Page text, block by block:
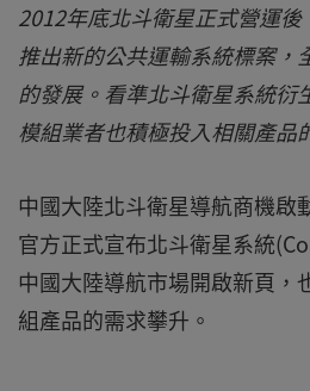
2012年底北斗衛星正式營運
推出新的公共運輸系統標案，
的發展。看準北斗衛星系統衍
模組業者也積極投入相關產品
中國大陸北斗衛星導航商機啟
官方正式宣布北斗衛星系統
中國大陸導航市場開啟新頁，
組產品的需求攀升。